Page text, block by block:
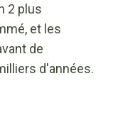
2 plus
et les
de
d'années.